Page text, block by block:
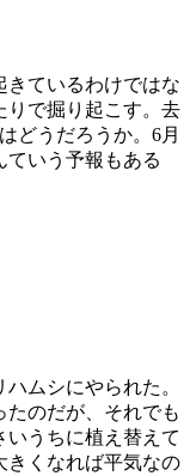
きているわけではな
りで掘り起こす。去
どうだろうか。6月
ていう予報もある
ムシにやられた。
たのだが、それでも
うちに植え替えて
きくなれば平気なの